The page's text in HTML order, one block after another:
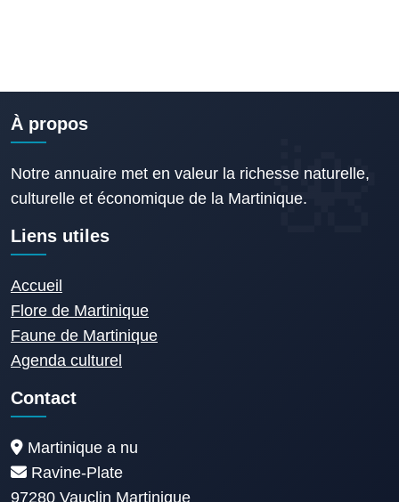
À propos
Notre annuaire met en valeur la richesse naturelle,
culturelle et économique de la Martinique.
Liens utiles
Accueil
Flore de Martinique
Faune de Martinique
Agenda culturel
Contact
Martinique a nu
Ravine-Plate
97280 Vauclin Martinique